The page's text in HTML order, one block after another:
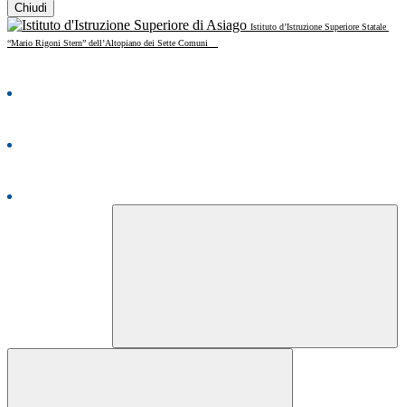
Chiudi
Istituto d’Istruzione Superiore Statale
“Mario Rigoni Stern” dell’Altopiano dei Sette Comuni